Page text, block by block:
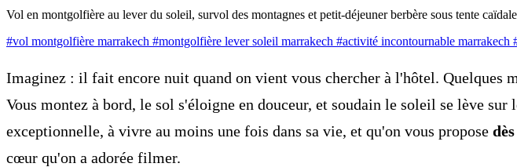
Vol en montgolfière au lever du soleil, survol des montagnes et petit-déjeuner berbère sous tente
#vol montgolfière marrakech #montgolfière lever soleil marrakech #activité incontournable marrakech
Imaginez : il fait encore nuit quand on vient vous chercher à l'hôtel. Quelques
Vous montez à bord, le sol s'éloigne en douceur, et soudain le soleil se lève
exceptionnelle, à vivre au moins une fois dans sa vie, et qu'on vous propose
cœur qu'on a adorée filmer.